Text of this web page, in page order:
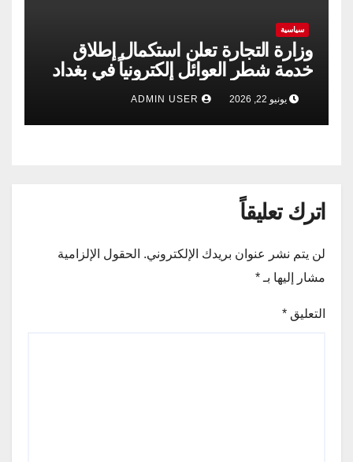
سياسية
وزارة التجارة تعلن استكمال إطلاق
خدمة شطر العوائل إلكترونياً في بغداد
وجميع المحافظات
يونيو 22, 2026
اترك تعليقاً
لن يتم نشر عنوان بريدك الإلكتروني. الحقول الإلزامية
مشار إليها بـ *
التعليق *